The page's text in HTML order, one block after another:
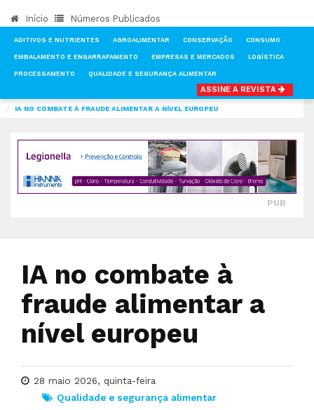
Início Números Publicados
ADITIVOS E NUTRIENTES AGROALIMENTAR CONSERVAÇÃO CONSUMO
EMBALAMENTO E ENGARRAFAMENTO EMPRESAS E MERCADOS LOGÍSTICA
PROCESSAMENTO QUALIDADE E SEGURANÇA ALIMENTAR
ASSINE A REVISTA
QUALIDADE E SEGURANÇA ALIMENTAR
IA NO COMBATE À FRAUDE ALIMENTAR A NÍVEL EUROPEU
PUB
IA no combate à
fraude alimentar a
nível europeu
28 maio 2026, quinta-feira
Qualidade e segurança alimentar